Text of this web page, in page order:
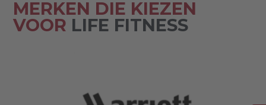
MERKEN DIE KIEZEN
VOOR LIFE FITNESS